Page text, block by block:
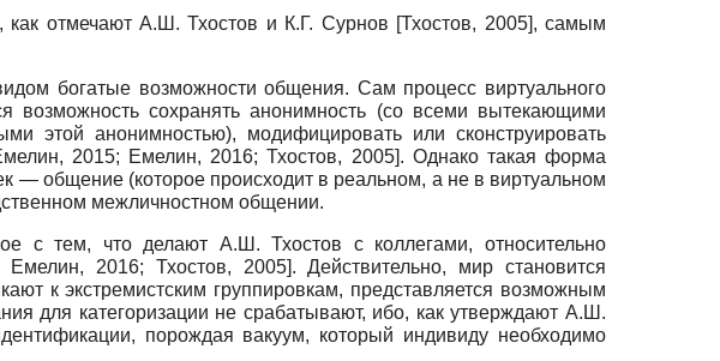
как отмечают А.Ш. Тхостов и К.Г. Сурнов [Тхостов, 2005], самым
богатые возможности общения. Сам процесс виртуального
возможность сохранять анонимность (со всеми вытекающими
этой анонимностью), модифицировать или сконструировать
2015; Емелин, 2016;Тхостов, 2005]. Однако такая форма
— общение (которое происходит в реальном, а не в виртуальном
межличностном общении.
с тем, что делают А.Ш. Тхостов с коллегами, относительно
Емелин, 2016; Тхостов, 2005].Действительно, мир становится
к экстремистским группировкам, представляется возможным
для категоризации не срабатывают, ибо, как утверждают А.Ш.
порождая вакуум, который индивиду необходимо